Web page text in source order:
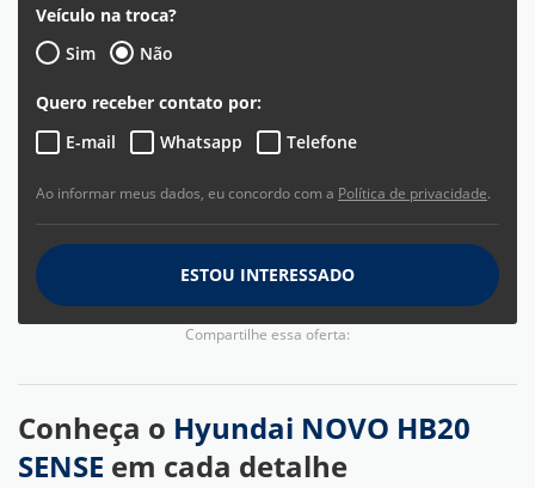
Veículo na troca?
Sim
Não
Quero receber contato por:
E-mail
Whatsapp Telefone
Ao informar meus dados, eu concordo com a Política de privacidade.
ESTOU INTERESSADO
Compartilhe essa oferta:
Conheça o Hyundai NOVO HB20
SENSE em cada detalhe